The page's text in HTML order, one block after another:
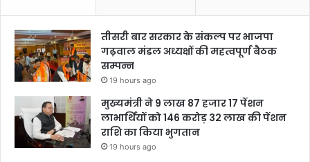
तीसरी बार सरकार के संकल्प पर भाजपा
गढ़वाल मंडल अध्यक्षों की महत्वपूर्ण बैठक
सम्पन्न
19 hours ago
मुख्यमंत्री ने 9 लाख 87 हजार 17 पेंशन
लाभार्थियों को 146 करोड़ 32 लाख की पेंशन
राशि का किया भुगतान
19 hours ago